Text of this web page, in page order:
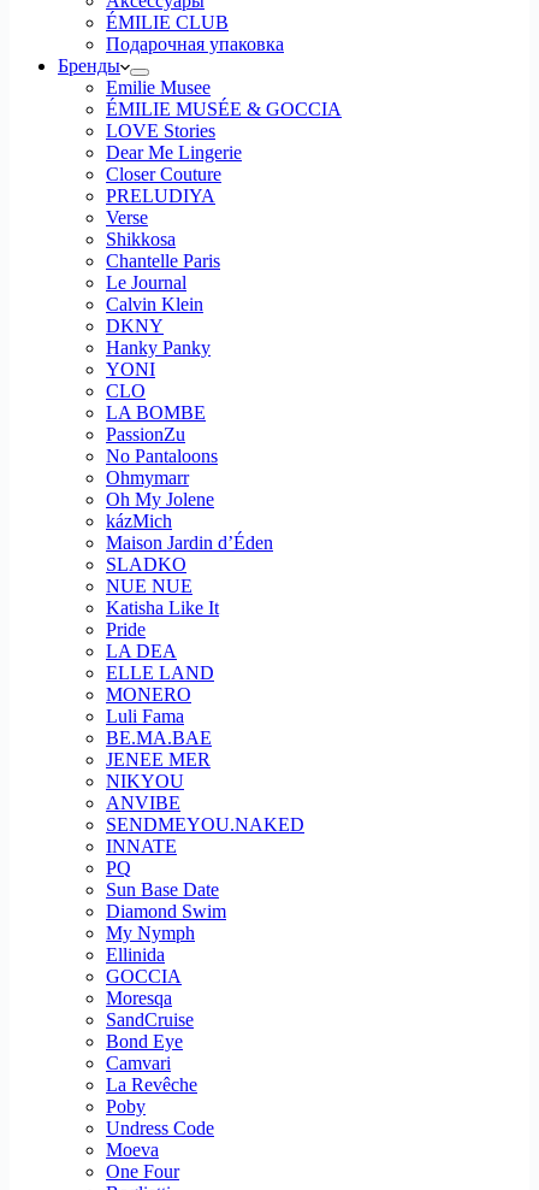
ÉMILIE CLUB
Подарочная упаковка
Бренды
Emilie Musee
ÉMILIE MUSÉE & GOCCIA
LOVE Stories
Dear Me Lingerie
Closer Couture
PRELUDIYA
Verse
Shikkosa
Chantelle Paris
Le Journal
Calvin Klein
DKNY
Hanky Panky
YONI
CLO
LA BOMBE
PassionZu
No Pantaloons
Ohmymarr
Oh My Jolene
kázMich
Maison Jardin d’Éden
SLADKO
NUE NUE
Katisha Like It
Pride
LA DEA
ELLE LAND
MONERO
Luli Fama
BE.MA.BAE
JENEE MER
NIKYOU
ANVIBE
SENDMEYOU.NAKED
INNATE
PQ
Sun Base Date
Diamond Swim
My Nymph
Ellinida
GOCCIA
Moresqa
SandCruise
Bond Eye
Camvari
La Revêche
Poby
Undress Code
Moeva
One Four